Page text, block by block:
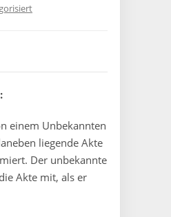
einem Unbekannten
liegende Akte
Der unbekannte
Akte mit, als er